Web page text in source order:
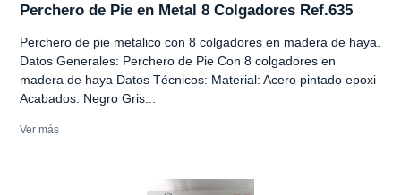
Perchero de Pie en Metal 8 Colgadores Ref.635
Perchero de pie metalico con 8 colgadores en madera de haya.
Datos Generales: Perchero de Pie Con 8 colgadores en
madera de haya Datos Técnicos: Material: Acero pintado epoxi
Acabados: Negro Gris...
Ver más